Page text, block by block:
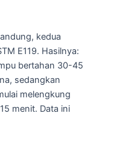
kedua
E119. Hasilnya:
bertahan 30-45
sedangkan
melengkung
menit. Data ini